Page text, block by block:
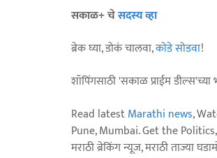
सकाळ+ चेसदस्य व्हा
ब्रेक घ्या, डोकं चालवा,कोडे सोडवा!
शॉपिंगसाठी 'सकाळ प्राईम
Read latestMarathi news,
Pune, Mumbai. Get the
मराठी ब्रेकिंग न्यूज, मराठी